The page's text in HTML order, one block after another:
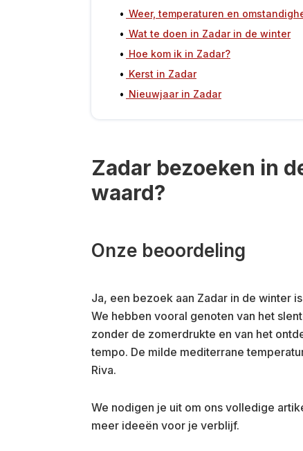
Weer, temperaturen en
Wat te doen in Zadar in de winter
Hoe kom ik in Zadar?
Kerst in Zadar
Nieuwjaar in Zadar
Zadar bezoeken in
waard?
Onze beoordeling
Ja, een bezoek aan Zadar in de winter
We hebben vooral genoten van het
zonder de zomerdrukte en van het
tempo. De milde mediterrane
Riva.
We nodigen je uit om ons volledige
meer ideeën voor je verblijf.